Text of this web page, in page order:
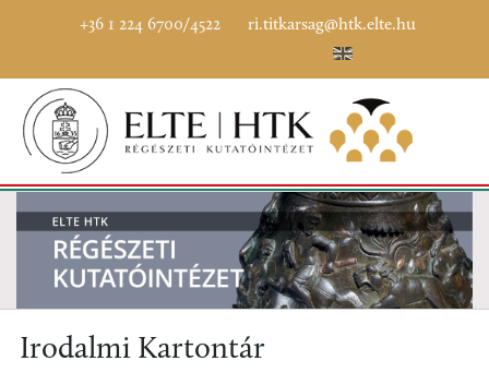
+36 1 224 6700/4522 ri.titkarsag@htk.elte.hu
Irodalmi Kartontár